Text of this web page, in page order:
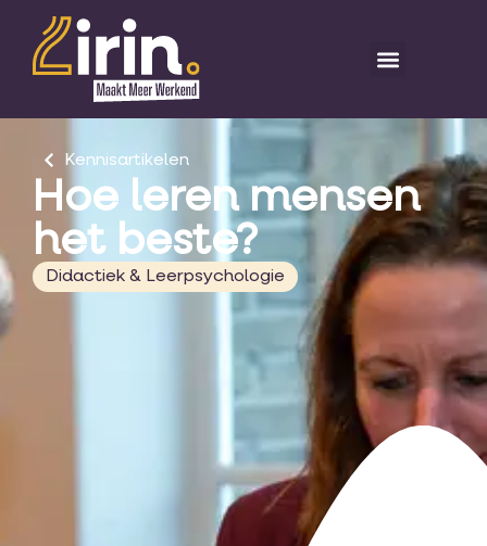
Kennisartikelen
Hoe leren mensen
het beste?
Didactiek & Leerpsychologie